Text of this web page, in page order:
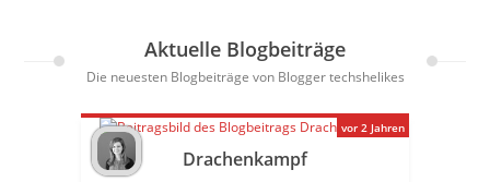
Aktuelle Blogbeiträge
Die neuesten Blogbeiträge von Blogger techshelikes
Drachenkampf
vor 2 Jahren